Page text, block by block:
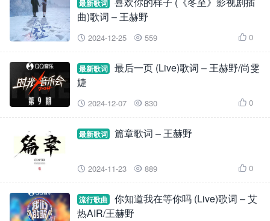
最新歌词
曲)歌词 – 王赫野
 2024-12-25  559  0
最新歌词
最后一页 (Live)歌词 – 王赫野/尚雯
婕
 2024-12-07  830  0
最新歌词 篇章歌词 – 王赫野
 2024-11-23  889  0
流行歌曲
你知道我在等你吗 (Live)歌词 – 艾
热AIR/王赫野